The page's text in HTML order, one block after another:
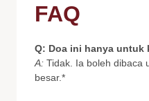
FAQ
Q: Doa ini hanya untuk
A: Tidak. Ia boleh dibaca
besar.*